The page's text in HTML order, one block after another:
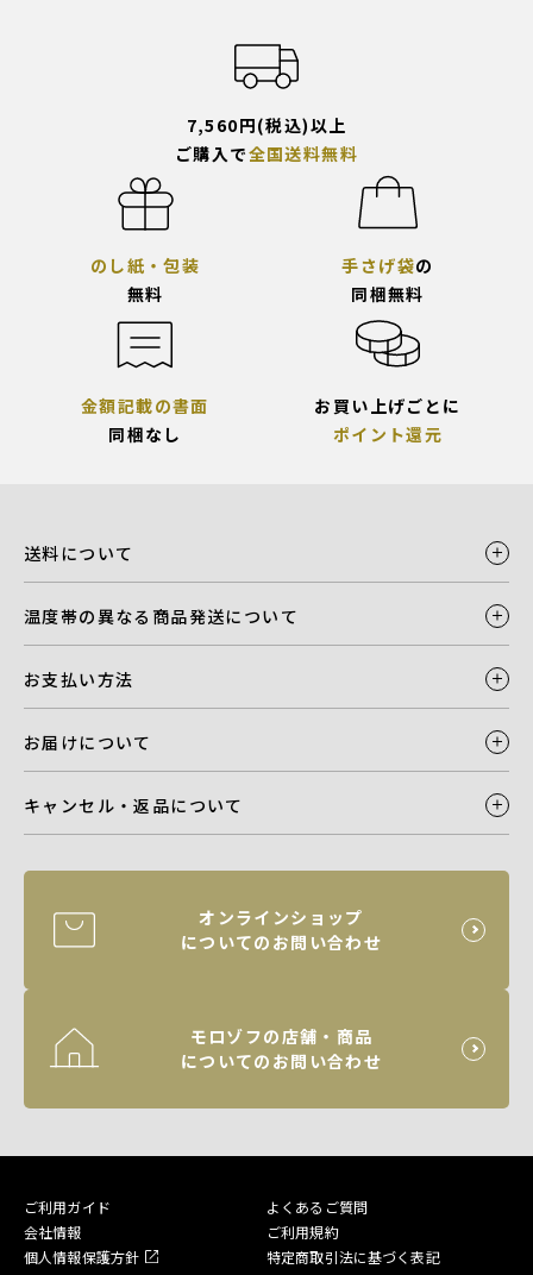
7,560円(税込)以上
ご購入で全国送料無料
のし紙・包装
無料
手さげ袋の
同梱無料
金額記載の書面
同梱なし
お買い上げごとに
ポイント還元
送料について
温度帯の異なる商品発送について
お支払い方法
お届けについて
キャンセル・返品について
オンラインショップ
についてのお問い合わせ
モロゾフの店舗・商品
についてのお問い合わせ
ご利用ガイド
よくあるご質問
会社情報
ご利用規約
個人情報保護方針
特定商取引法に基づく表記